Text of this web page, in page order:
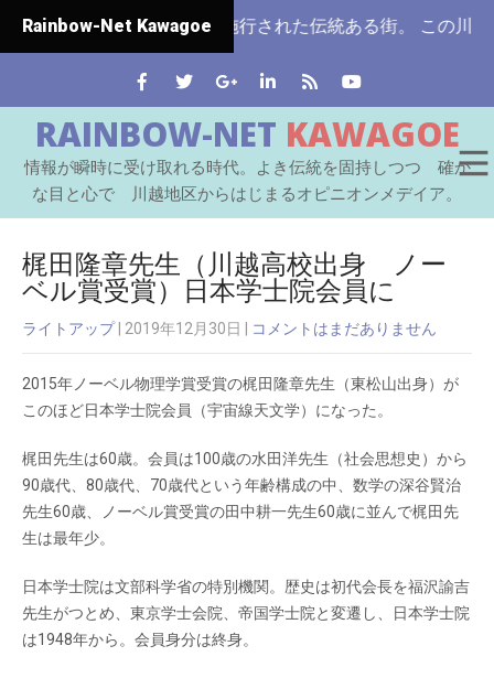
Rainbow-Net Kawagoe
県ではじめて市制施行された伝統ある街。 この川越をは
RAINBOW-NET KAWAGOE
情報が瞬時に受け取れる時代。よき伝統を固持しつつ 確か
な目と心で 川越地区からはじまるオピニオンメデイア。
梶田隆章先生（川越高校出身 ノー
ベル賞受賞）日本学士院会員に
ライトアップ| 2019年12月30日 コメントはまだありません
2015年ノーベル物理学賞受賞の梶田隆章先生（東松山出身）が
このほど日本学士院会員（宇宙線天文学）になった。
梶田先生は60歳。会員は100歳の水田洋先生（社会思想史）から
90歳代、80歳代、70歳代という年齢構成の中、数学の深谷賢治
先生60歳、ノーベル賞受賞の田中耕一先生60歳に並んで梶田先
生は最年少。
日本学士院は文部科学省の特別機関。歴史は初代会長を福沢諭吉
先生がつとめ、東京学士会院、帝国学士院と変遷し、日本学士院
は1948年から。会員身分は終身。